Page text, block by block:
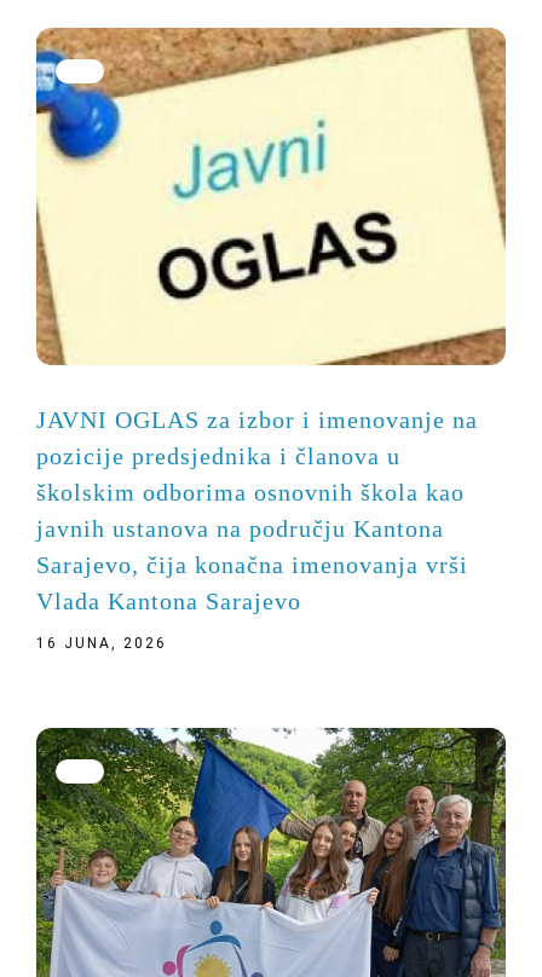
JAVNI OGLAS za izbor i imenovanje na
pozicije predsjednika i članova u
školskim odborima osnovnih škola kao
javnih ustanova na području Kantona
Sarajevo, čija konačna imenovanja vrši
Vlada Kantona Sarajevo
16 JUNA, 2026